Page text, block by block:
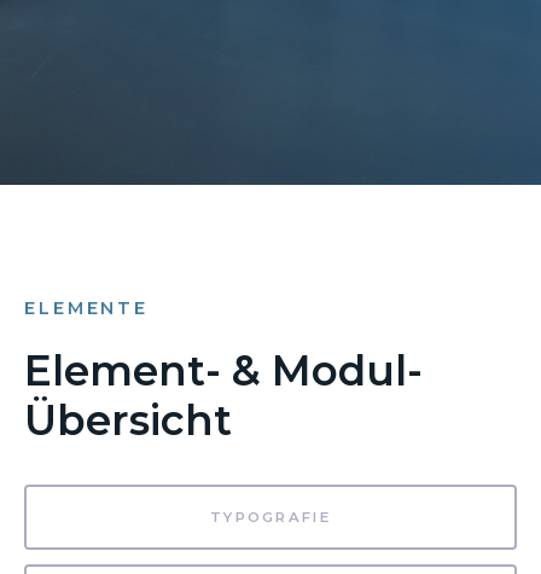
ELEMENTE
Element- & Modul-
Übersicht
TYPOGRAFIE